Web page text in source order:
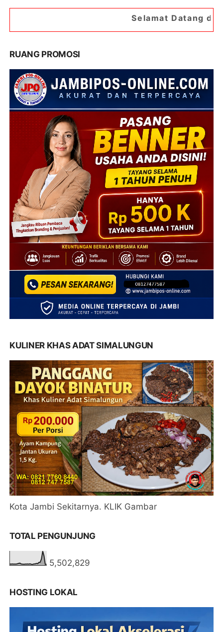
Selamat Datang di Portal Berita
RUANG PROMOSI
KULINER KHAS ADAT SIMALUNGUN
Kota Jambi Sekitarnya. KLIK Gambar
TOTAL PENGUNJUNG
5,502,829
HOSTING LOKAL